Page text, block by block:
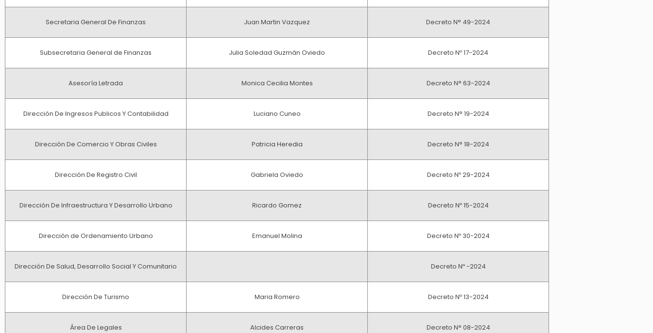
Secretaria General De Finanzas Juan Martin Vazquez Decreto N° 49-2024
Subsecretaria General de Finanzas Julia Soledad Guzmán Oviedo Decreto Nº 17-2024
Asesoría Letrada Monica Cecilia Montes Decreto N° 63-2024
Dirección De Ingresos Publicos Y Contabilidad Luciano Cuneo Decreto N° 19-2024
Dirección De Comercio Y Obras Civiles Patricia Heredia Decreto N° 18-2024
Dirección De Registro Civil Gabriela Oviedo Decreto Nº 29-2024
Dirección De Infraestructura Y Desarrollo Urbano Ricardo Gomez Decreto Nº 15-2024
Dirección de Ordenamiento Urbano Emanuel Molina Decreto Nº 30-2024
Dirección De Salud, Desarrollo Social Y Comunitario Decreto Nº -2024
Dirección De Turismo Maria Romero Decreto Nº 13-2024
Área De Legales Alcides Carreras Decreto N° 08-2024